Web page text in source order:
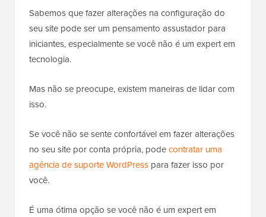
Sabemos que fazer alterações na configuração do
seu site pode ser um pensamento assustador para
iniciantes, especialmente se você não é um expert em
tecnologia.
Mas não se preocupe, existem maneiras de lidar com
isso.
Se você não se sente confortável em fazer alterações
no seu site por conta própria, podecontratar uma
agência de suporte WordPress para fazer isso por
você.
É uma ótima opção se você não é um expert em